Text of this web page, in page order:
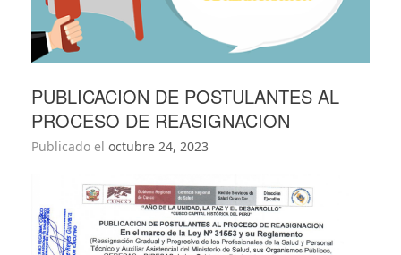
PUBLICACION DE POSTULANTES AL
PROCESO DE REASIGNACION
Publicado el octubre 24, 2023